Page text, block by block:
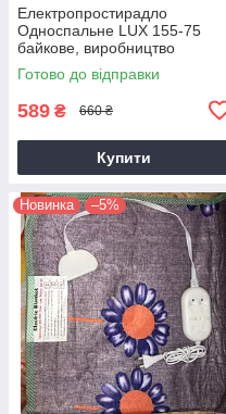
Електропростирадло
Односпальне LUX 155-75
байкове, виробництво
Туреччина
Готово до відправки
589 ₴ 660 ₴
Купити
Новинка –5%